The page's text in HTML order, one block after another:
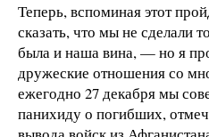
Теперь, вспоминая этот
сказать, что мы не сделали
была и наша вина, — но я
дружеские отношения со
ежегодно 27 декабря мы
панихиду о погибших,